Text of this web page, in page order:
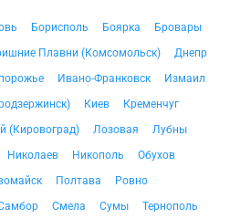
Борисполь Боярка
Бровары
Плавни (Комсомольск)
Днепр
Ивано-Франковск
Измаил
Киев
Кременчуг
(Кировоград) Лозовая
Лубны
Николаев Никополь
Обухов
Полтава
Ровно
Смела Сумы
Тернополь